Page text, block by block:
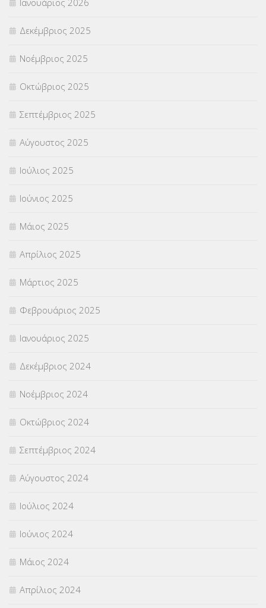
Δεκέμβριος 2025
Νοέμβριος 2025
Οκτώβριος 2025
Σεπτέμβριος 2025
Αύγουστος 2025
Ιούλιος 2025
Ιούνιος 2025
Μάιος 2025
Απρίλιος 2025
Μάρτιος 2025
Φεβρουάριος 2025
Ιανουάριος 2025
Δεκέμβριος 2024
Νοέμβριος 2024
Οκτώβριος 2024
Σεπτέμβριος 2024
Αύγουστος 2024
Ιούλιος 2024
Ιούνιος 2024
Μάιος 2024
Απρίλιος 2024